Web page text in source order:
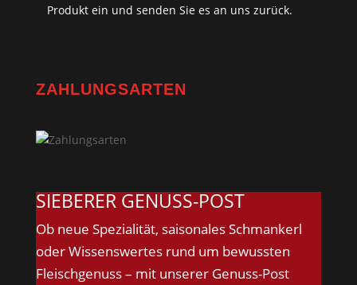
Produkt ein und senden Sie es an uns zurück.
ZAHLUNGSARTEN
SIEBERER GENUSS-POST
Ob neue Spezialität, saisonales Schmankerl
oder Wissenswertes rund um bewussten
Fleischgenuss – mit unserer Genuss-Post